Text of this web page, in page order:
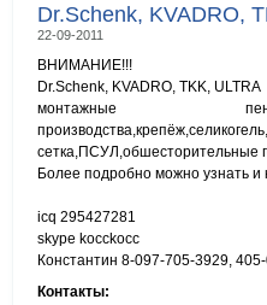
Dr.Schenk, KVADRO,
22-09-2011
ВНИМАНИЕ!!!
Dr.Schenk, KVADRO, TKK, ULTRA
монтажные
сетка,ПСУЛ,обшесторительные
Более подробно можно узнать и
icq 295427281
skype kocckocc
Константин 8-097-705-3929,
Контакты: